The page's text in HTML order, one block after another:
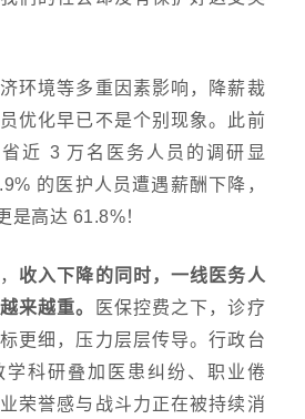
环境等多重因素影响，降薪裁
优化早已不是个别现象。此前
近 3 万名医务人员的调研显
的医护人员遭遇薪酬下降，
是高达 61.8%！
收入下降的同时，一线医务人
来越重。
医保控费之下，诊疗
更细，压力层层传导。行政台
学科研叠加医患纠纷、职业倦
荣誉感与战斗力正在被持续消